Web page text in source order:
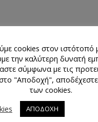
cookies στον ιστότοπό
την καλύτερη δυνατή
σύμφωνα με τις
στο "Αποδοχή",
των cookies.
ΑΠΟΔΟΧΗ